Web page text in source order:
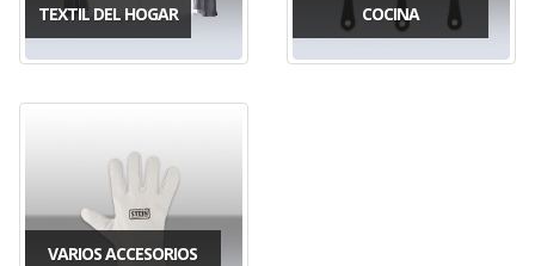
TEXTIL DEL HOGAR
COCINA
VARIOS ACCESORIOS